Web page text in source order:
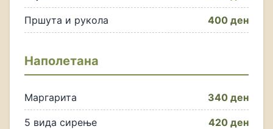
Пршута и рукола 400 ден
Наполетана
Маргарита 340 ден
5 вида сирење 420 ден